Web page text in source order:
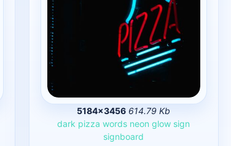
5184×3456 614.79 Kb
dark pizza words neon glow sign
signboard